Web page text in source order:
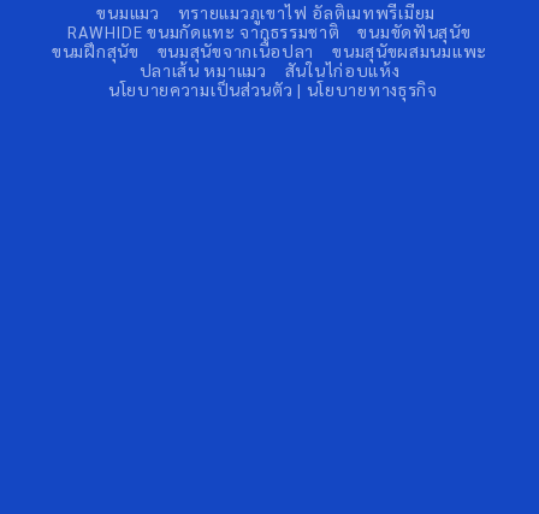
ขนมแมว
ทรายแมวภูเขาไฟ อัลติเมทพรีเมียม
RAWHIDE ขนมกัดแทะ จากธรรมชาติ
ขนมขัดฟันสุนัข
ขนมฝึกสุนัข
ขนมสุนัขจากเนื้อปลา
ขนมสุนัขผสมนมแพะ
ปลาเส้น หมาแมว
สันในไก่อบแห้ง
นโยบายความเป็นส่วนตัว | นโยบายทางธุรกิจ